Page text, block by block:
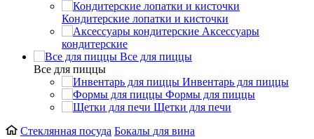
Кондитерские лопатки и кисточки
Аксессуары
кондитерские
Все для пиццы
Все для пиццы
Инвентарь для пиццы
Формы для пиццы
Щетки для печи
Стеклянная посуда Бокалы для вина